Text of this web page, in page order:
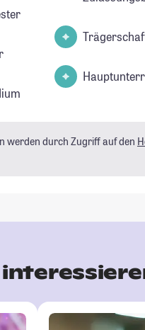
werden durch Zugriff auf den